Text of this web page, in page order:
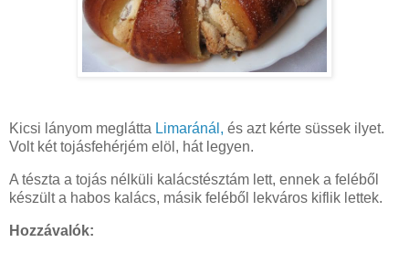
Kicsi lányom meglátta Limaránál, és azt kérte süssek ilyet.
Volt két tojásfehérjém elöl, hát legyen.
A tészta a tojás nélküli kalácstésztám lett, ennek a feléből
készült a habos kalács, másik feléből lekváros kiflik lettek.
Hozzávalók: